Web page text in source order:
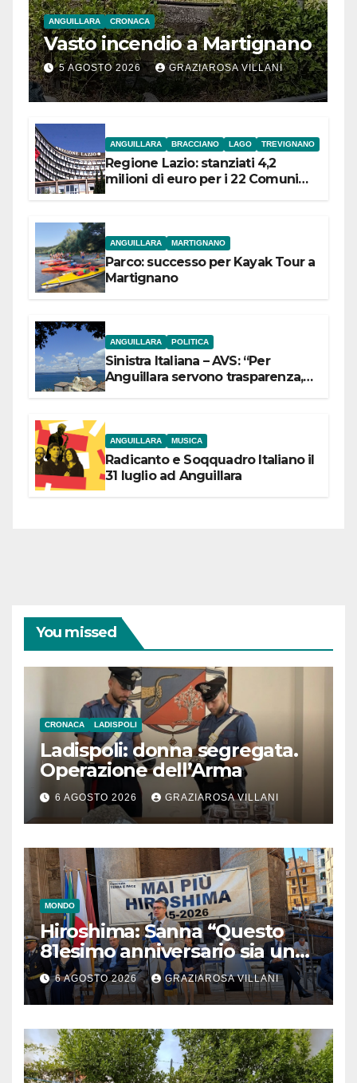
ANGUILLARA CRONACA
Vasto incendio a Martignano
5 AGOSTO 2026 GRAZIAROSA VILLANI
ANGUILLARA BRACCIANO LAGO TREVIGNANO
Regione Lazio: stanziati 4,2
milioni di euro per i 22 Comuni
ANGUILLARA MARTIGNANO
Parco: successo per Kayak Tour a
Martignano
ANGUILLARA POLITICA
Sinistra Italiana – AVS: “Per
Anguillara servono trasparenza,
ANGUILLARA MUSICA
Radicanto e Soqquadro Italiano il
31 luglio ad Anguillara
You missed
CRONACA LADISPOLI
Ladispoli: donna segregata.
Operazione dell’Arma
6 AGOSTO 2026 GRAZIAROSA VILLANI
MONDO
Hiroshima: Sanna “Questo
81esimo anniversario sia un
monito per tutti”
6 AGOSTO 2026 GRAZIAROSA VILLANI